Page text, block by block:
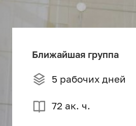
Ближайшая группа
5 рабочих дней
72 ак. ч.